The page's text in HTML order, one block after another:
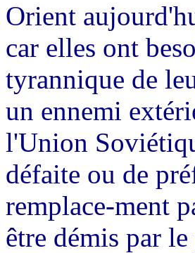
Orient
car elles ont
tyrannique de
un ennemi
l'Union
défaite ou de
remplace-ment
être démis par